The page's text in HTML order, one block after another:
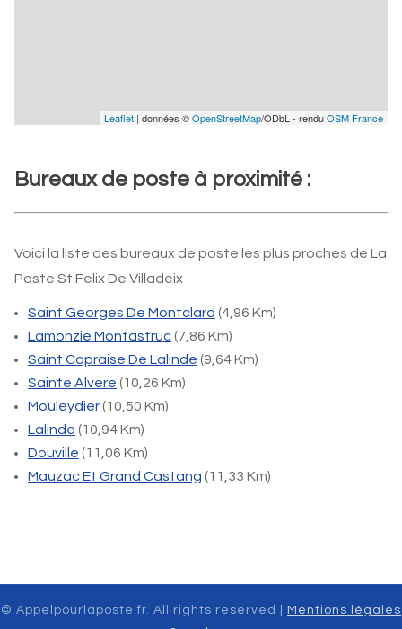
Leaflet | données ©OpenStreetMap/ODbL - renduOSM France
Bureaux de poste à proximité :
Voici la liste des bureaux de poste les plus proches de La
Poste St Felix De Villadeix
Saint Georges De Montclard (4,96 Km)
Lamonzie Montastruc(7,86 Km)
Saint Capraise De Lalinde (9,64 Km)
Sainte Alvere (10,26 Km)
Mouleydier(10,50 Km)
Lalinde (10,94 Km)
Douville (11,06 Km)
Mauzac Et Grand Castang (11,33 Km)
© Appelpourlaposte.fr. All rights reserved |
Mentions légales